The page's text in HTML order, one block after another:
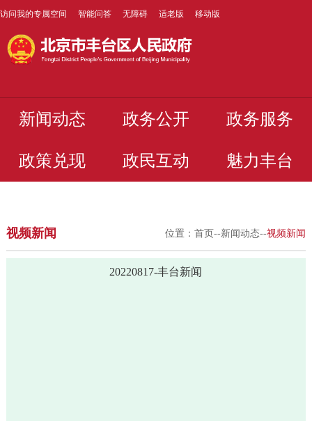
访问我的专属空间 智能问答 无障碍 适老版 移动版
新闻动态 政务公开 政务服务
政策兑现 政民互动 魅力丰台
视频新闻 位置：首页--新闻动态--视频新闻
20220817-丰台新闻